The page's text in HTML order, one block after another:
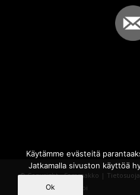
© Copyright - Sammakko |
Powered by
iQWebbi
Käytämme evästeitä
Jatkamalla sivuston käyttöä
Ok